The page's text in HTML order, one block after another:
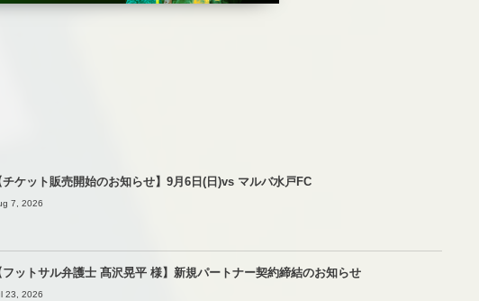
チケット販売開始のお知らせ】9月6日(日)vs マルバ水戸FC
7, 2026
フットサル弁護士 髙沢晃平 様】新規パートナー契約締結のお知らせ
23, 2026